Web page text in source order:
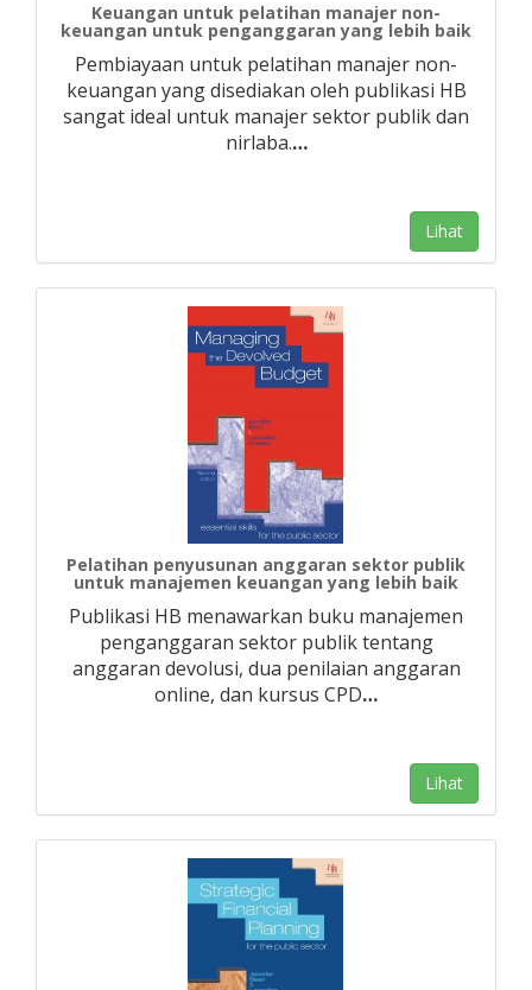
Keuangan untuk pelatihan manajer non-
keuangan untuk penganggaran yang lebih baik
Pembiayaan untuk pelatihan manajer non-
keuangan yang disediakan oleh publikasi HB
sangat ideal untuk manajer sektor publik dan
nirlaba.…
Lihat
Pelatihan penyusunan anggaran sektor publik
untuk manajemen keuangan yang lebih baik
Publikasi HB menawarkan buku manajemen
penganggaran sektor publik tentang
anggaran devolusi, dua penilaian anggaran
online, dan kursus CPD…
Lihat